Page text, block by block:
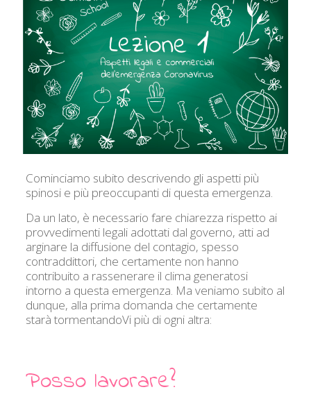
Cominciamo subito descrivendo gli aspetti più
spinosi e più preoccupanti di questa emergenza.
Da un lato, è necessario fare chiarezza rispetto ai
provvedimenti legali adottati dal governo, atti ad
arginare la diffusione del contagio, spesso
contraddittori, che certamente non hanno
contribuito a rassenerare il clima generatosi
intorno a questa emergenza. Ma veniamo subito al
dunque, alla prima domanda che certamente
starà tormentandoVi più di ogni altra:
Posso lavorare?